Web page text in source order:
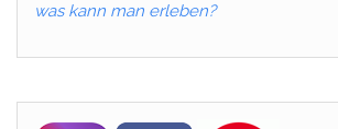
was kann man erleben?